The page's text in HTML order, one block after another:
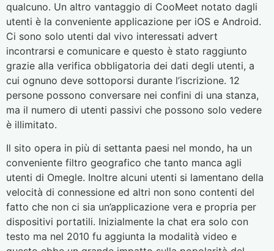
qualcuno. Un altro vantaggio di CooMeet notato dagli
utenti è la conveniente applicazione per iOS e Android.
Ci sono solo utenti dal vivo interessati advert
incontrarsi e comunicare e questo è stato raggiunto
grazie alla verifica obbligatoria dei dati degli utenti, a
cui ognuno deve sottoporsi durante l’iscrizione. 12
persone possono conversare nei confini di una stanza,
ma il numero di utenti passivi che possono solo vedere
è illimitato.
Il sito opera in più di settanta paesi nel mondo, ha un
conveniente filtro geografico che tanto manca agli
utenti di Omegle. Inoltre alcuni utenti si lamentano della
velocità di connessione ed altri non sono contenti del
fatto che non ci sia un’applicazione vera e propria per
dispositivi portatili. Inizialmente la chat era solo con
testo ma nel 2010 fu aggiunta la modalità video e